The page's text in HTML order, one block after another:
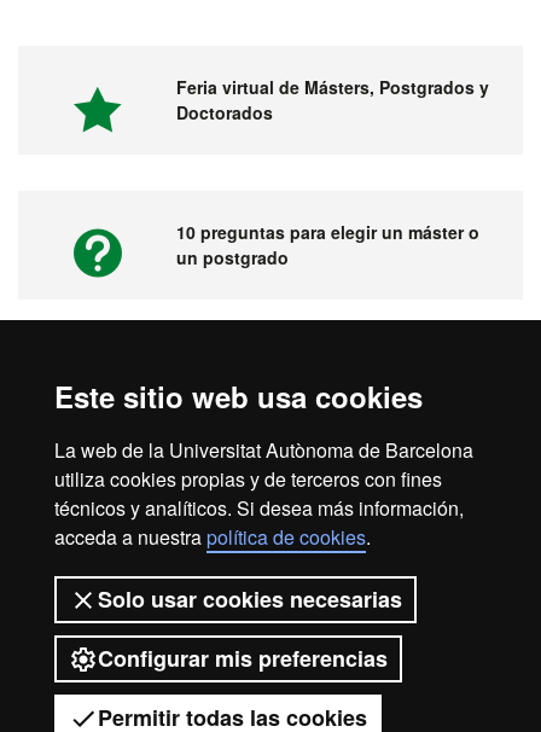
Este sitio web usa cookies
La web de la Universitat Autònoma de Barcelona
utiliza cookies propias y de terceros con fines
técnicos y analíticos. Si desea más información,
acceda a nuestrapolítica de cookies.
Solo usar cookies necesarias
Configurar mis preferencias
Permitir todas las cookies
Feria virtual de Másters, Postgrados y
Doctorados
10 preguntas para elegir un máster o
un postgrado
postgrados y doctorados
Sobre el web
Accesibilidad web
2026 Universitat Autònoma de
Barcelona